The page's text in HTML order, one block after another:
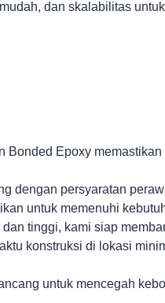
dan skalabilitas
Epoxy
dengan persyaratan
untuk memenuhi
tinggi, kami siap
konstruksi di lokasi
untuk mencegah